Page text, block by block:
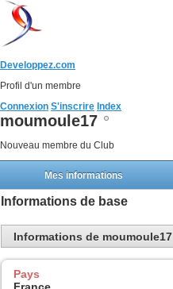
Developpez.com
Profil d'un membre
Connexion S'inscrire Index
moumoule17
Nouveau membre du Club
Mes informations
Informations de base
Informations de moumoule17
Pays